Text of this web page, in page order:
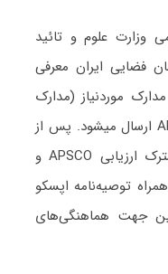
وزارت علوم و تائید
فضایی ایران معرفی
موردنیاز (مدارک
کامل ترجمه شده) به دبیرخانه APSCO ارسال میشود. پس از
مصاحبه (غیرحضوری) با هیئت مشترک ارزیابی APSCO و
توصیه‌نامه اپسکو
جهت هماهنگی‌های